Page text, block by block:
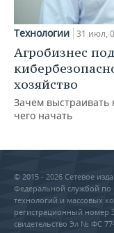
Технологии 31 июл,
Агробизнес
хозяйство
Зачем выстраивать
чего начать
© 2015 - 2026 Сетевое
Федеральной службой по
технологий и массовых
регистрационный номер
свидетельство Эл № ФС